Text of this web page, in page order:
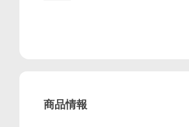
商品情報